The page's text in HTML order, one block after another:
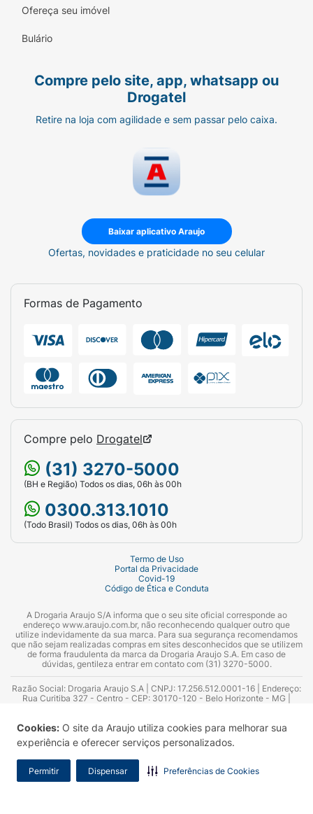
Cookies: O site da Araujo utiliza cookies para melhorar sua
experiência e oferecer serviços personalizados.
Permitir Dispensar Preferências de Cookies
Ofereça seu imóvel
Bulário
Compre pelo site, app, whatsapp ou
Drogatel
Retire na loja com agilidade e sem passar pelo caixa.
Baixar aplicativo Araujo
Ofertas, novidades e praticidade no seu celular
Formas de Pagamento
Compre pelo Drogatel
(31) 3270-5000
(BH e Região) Todos os dias, 06h às 00h
0300.313.1010
(Todo Brasil) Todos os dias, 06h às 00h
Termo de Uso
Portal da Privacidade
Covid-19
Código de Ética e Conduta
A Drogaria Araujo S/A informa que o seu site oficial corresponde ao
endereço www.araujo.com.br, não reconhecendo qualquer outro que
utilize indevidamente da sua marca. Para sua segurança recomendamos
que não sejam realizadas compras em sites desconhecidos que se utilizem
de forma fraudulenta da marca da Drogaria Araujo S.A. Em caso de
dúvidas, gentileza entrar em contato com (31) 3270-5000.
Razão Social: Drogaria Araujo S.A | CNPJ: 17.256.512.0001-16 | Endereço:
Rua Curitiba 327 - Centro - CEP: 30170-120 - Belo Horizonte - MG |
Azevedo Guimarães – CRF 10.965 | Yasmin Silva Alvarenga – CRF 52.584 -
Consultor substituto: Thiago Aguiar Pinheiro - CRF Nº 13.748. Alvará
Sanitário: 2025020713 | Autorização de Funcionamento da Empresa (AFE):